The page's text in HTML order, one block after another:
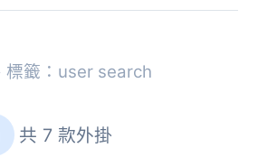
標籤：user search
共 7 款外掛